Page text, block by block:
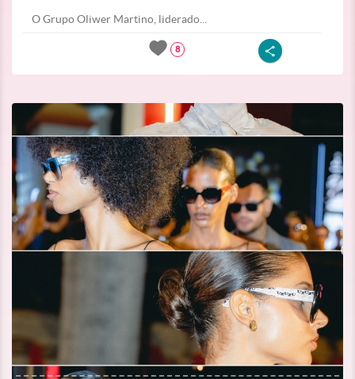
O Grupo Oliwer Martino, liderado...
8